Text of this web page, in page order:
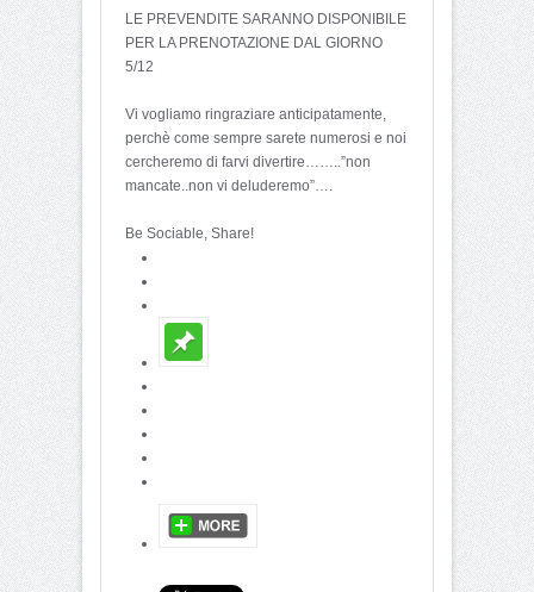
LE PREVENDITE SARANNO DISPONIBILE
PER LA PRENOTAZIONE DAL GIORNO
5/12
Vi vogliamo ringraziare anticipatamente,
perchè come sempre sarete numerosi e noi
cercheremo di farvi divertire……..”non
mancate..non vi deluderemo”….
Be Sociable, Share!